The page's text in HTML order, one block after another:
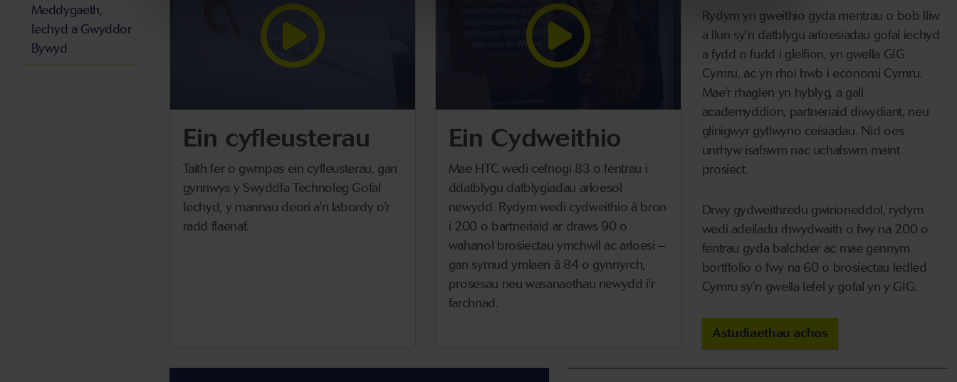
Ein cyfleusterau
Taith fer o gwmpas ein cyfleusterau, gan
gynnwys y Swyddfa Technoleg Gofal
Iechyd, y mannau deori a'n labordy o'r
radd flaenaf.
Ein Cydweithio
Mae HTC wedi cefnogi 83 o fentrau i
ddatblygu datblygiadau arloesol
newydd. Rydym wedi cydweithio â bron
i 200 o bartneriaid ar draws 90 o
wahanol brosiectau ymchwil ac arloesi –
gan symud ymlaen â 84 o gynnyrch,
prosesau neu wasanaethau newydd i'r
farchnad.
Rydym yn gweithio gyda mentrau o bob lliw
a llun sy’n datblygu arloesiadau gofal iechyd
a fydd o fudd i gleifion, yn gwella GIG
Cymru, ac yn rhoi hwb i economi Cymru.
Mae'r rhaglen yn hyblyg, a gall
academyddion, partneriaid diwydiant, neu
glinigwyr gyflwyno ceisiadau. Nid oes
unrhyw isafswm nac uchafswm maint
prosiect.
Drwy gydweithredu gwirioneddol, rydym
wedi adeiladu rhwydwaith o fwy na 200 o
fentrau gyda balchder ac mae gennym
bortffolio o fwy na 60 o brosiectau ledled
Cymru sy’n gwella lefel y gofal yn y GIG.
Astudiaethau achos
Meddygaeth,
Iechyd a Gwyddor
Bywyd